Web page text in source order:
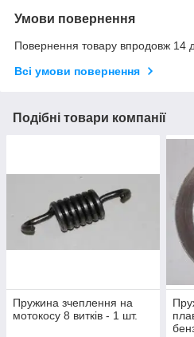
Умови повернення
Повернення товару впродовж 14
Всі умови повернення
Подібні товари компанії
Пружина зчеплення на
мотокосу 8 витків - 1 шт.